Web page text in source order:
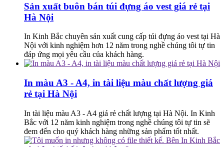
Sản xuất buôn bán túi đựng áo vest giá rẻ tại
Hà Nội
In Kinh Bắc chuyên sản xuất cung cấp túi đựng áo vest tại Hà
Nội với kinh nghiệm hơn 12 năm trong nghề chúng tôi tự tin
đáp ứng mọi yêu cầu của khách hàng.
In màu A3 - A4, in tài liệu màu chất lượng giá
rẻ tại Hà Nội
In tài liệu màu A3 - A4 giá rẻ chất lượng tại Hà Nội. In Kinh
Bắc với 12 năm kinh nghiệm trong nghề chúng tôi tự tin sẽ
đem đến cho quý khách hàng những sản phẩm tốt nhất.